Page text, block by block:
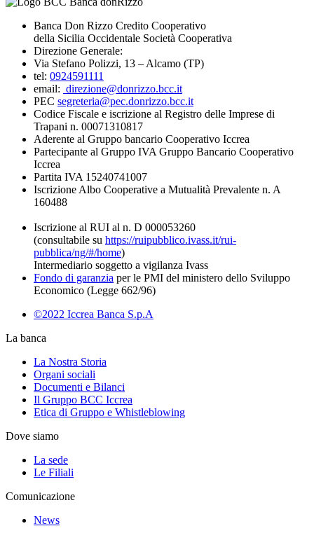
Banca Don Rizzo Credito Cooperativo
della Sicilia Occidentale Società Cooperativa
Direzione Generale:
Via Stefano Polizzi, 13 – Alcamo (TP)
tel: 0924591111
email: direzione@donrizzo.bcc.it
PEC segreteria@pec.donrizzo.bcc.it
Codice Fiscale e iscrizione al Registro delle Imprese di
Trapani n. 00071310817
Aderente al Gruppo bancario Cooperativo Iccrea
Partecipante al Gruppo IVA Gruppo Bancario Cooperativo
Iccrea
Partita IVA 15240741007
Iscrizione Albo Cooperative a Mutualità Prevalente n. A
160488
Iscrizione al RUI al n. D 000053260
(consultabile su https://ruipubblico.ivass.it/rui-
pubblica/ng/#/home)
Intermediario soggetto a vigilanza Ivass
Fondo di garanzia per le PMI del ministero dello Sviluppo
Economico (Legge 662/96)
©2022 Iccrea Banca S.p.A
La banca
La Nostra Storia
Organi sociali
Documenti e Bilanci
Il Gruppo BCC Iccrea
Etica di Gruppo e Whistleblowing
Dove siamo
La sede
Le Filiali
Comunicazione
News